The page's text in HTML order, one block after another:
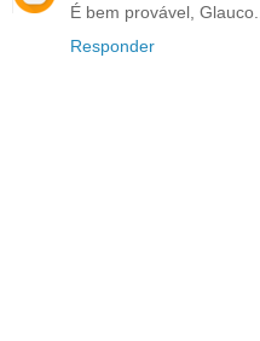
É bem provável, Glauco...
Responder